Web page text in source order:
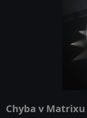
Chyba v Matrixu